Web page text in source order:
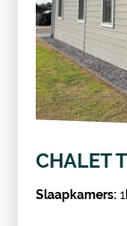
CHALET
Slaapkamers: 1